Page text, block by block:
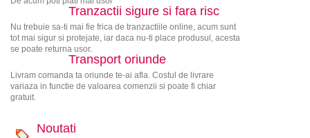
Tranzactii sigure si fara risc
Nu trebuie sa-ti mai fie frica de tranzactiile online, acum sunt
tot mai sigur si protejate, iar daca nu-ti place produsul, acesta
se poate returna usor.
Transport oriunde
Livram comanda ta oriunde te-ai afla. Costul de livrare
variaza in functie de valoarea comenzii si poate fi chiar
gratuit.
Noutati